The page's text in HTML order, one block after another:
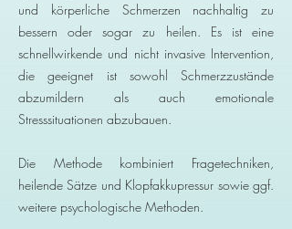
und körperliche Schmerzen nachhaltig zu
bessern oder sogar zu heilen. Es ist eine
schnellwirkende und nicht invasive Intervention,
die geeignet ist sowohl Schmerzzustände
abzumildern als auch emotionale
Stresssituationen abzubauen.
Die Methode kombiniert Fragetechniken,
heilende Sätze und Klopfakkupressur sowie ggf.
weitere psychologische Methoden.